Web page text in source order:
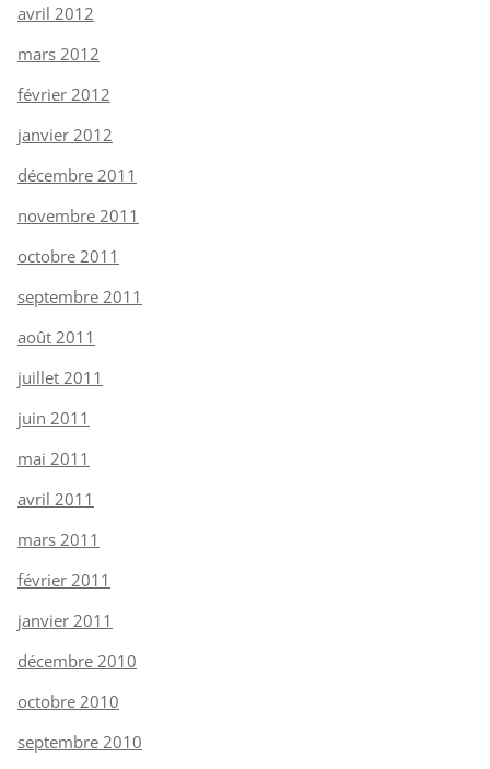
avril 2012
mars 2012
février 2012
janvier 2012
décembre 2011
novembre 2011
octobre 2011
septembre 2011
août 2011
juillet 2011
juin 2011
mai 2011
avril 2011
mars 2011
février 2011
janvier 2011
décembre 2010
octobre 2010
septembre 2010